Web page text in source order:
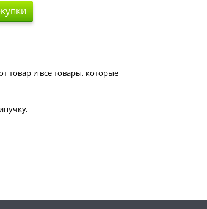
товар и все товары, которые